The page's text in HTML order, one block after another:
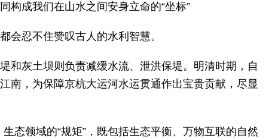
构成我们在山水之间安身立命的“坐标”
会忍不住赞叹古人的水利智慧。
和灰土坝则负责减缓水流、泄洪保堤。明清时期，自
南，为保障京杭大运河水运贯通作出宝贵贡献，尽显
态领域的“规矩”，既包括生态平衡、万物互联的自然